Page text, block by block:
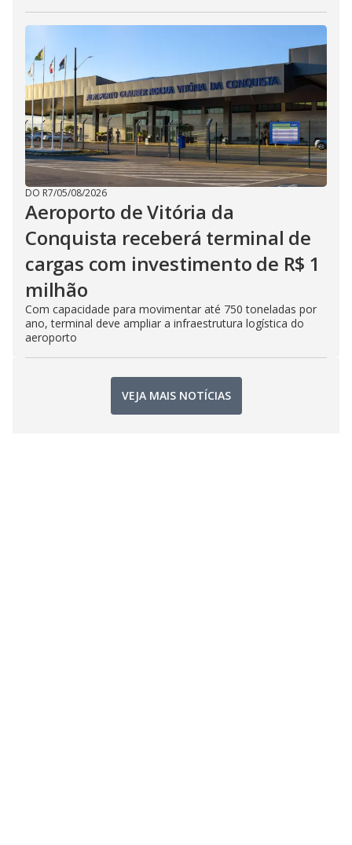
DO R7/05/08/2026
Aeroporto de Vitória da
Conquista receberá terminal de
cargas com investimento de R$ 1
milhão
Com capacidade para movimentar até 750 toneladas por
ano, terminal deve ampliar a infraestrutura logística do
aeroporto
VEJA MAIS NOTÍCIAS